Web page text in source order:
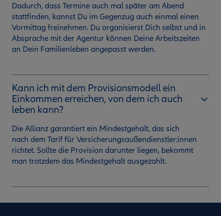
Dadurch, dass Termine auch mal später am Abend
stattfinden, kannst Du im Gegenzug auch einmal einen
Vormittag freinehmen. Du organisierst Dich selbst und in
Absprache mit der Agentur können Deine Arbeitszeiten
an Dein Familienleben angepasst werden.
Kann ich mit dem Provisionsmodell ein
Einkommen erreichen, von dem ich auch
leben kann?
Die Allianz garantiert ein Mindestgehalt, das sich
nach dem Tarif für Versicherungsaußendienstler:innen
richtet. Sollte die Provision darunter liegen, bekommt
man trotzdem das Mindestgehalt ausgezahlt.